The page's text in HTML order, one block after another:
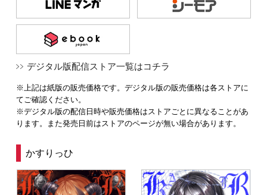
デジタル版配信ストア一覧はコチラ
※上記は紙版の販売価格です。デジタル版の販売価格は各ストアに
てご確認ください。
※デジタル版の配信日時や販売価格はストアごとに異なることがあ
ります。また発売日前はストアのページが無い場合があります。
かすりっひ